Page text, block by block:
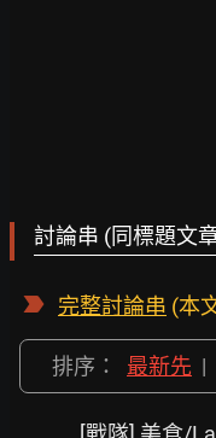
討論串 (同標題文
完整討論串 (本
排序： 最新先 |